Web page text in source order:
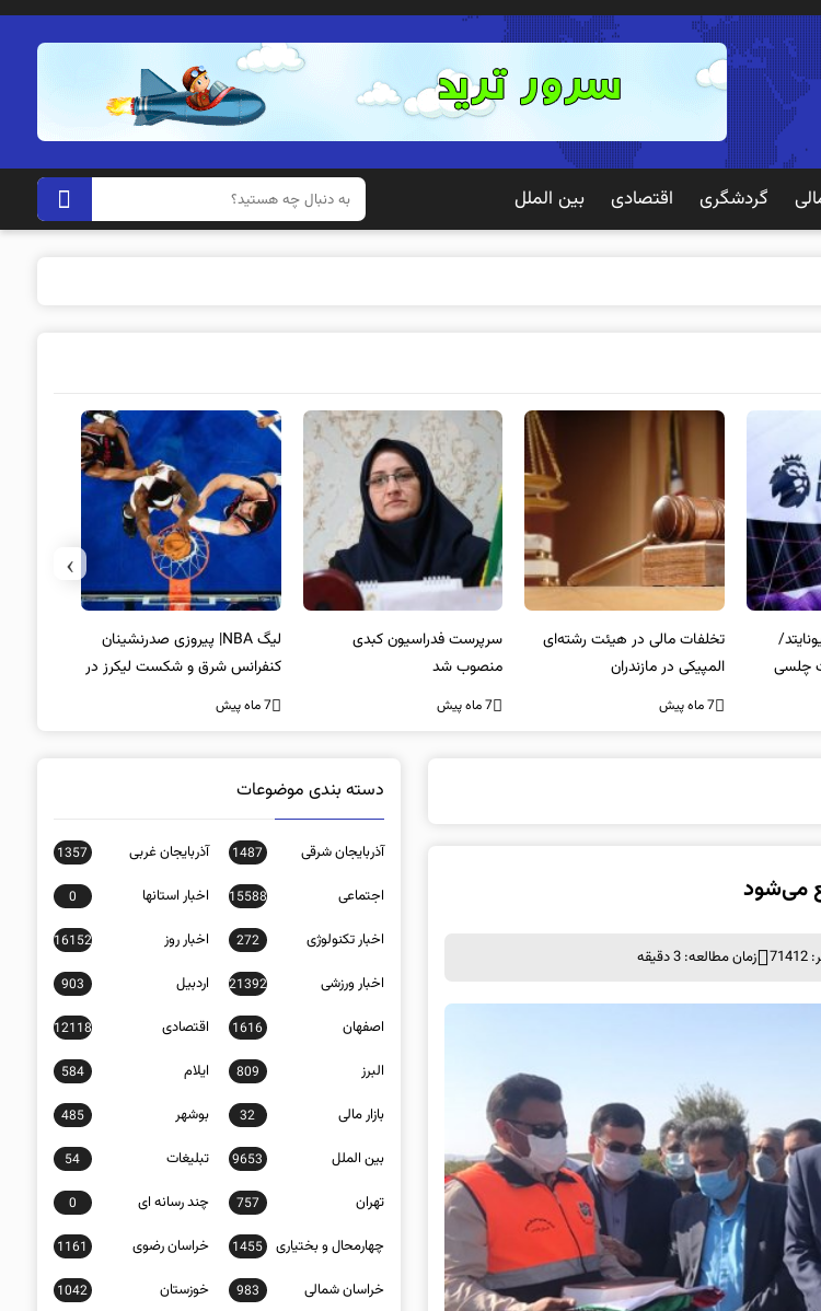
گردشگری اقتصادی بین الملل
چلسی
تخلفات مالی در هیئت رشته‌ای
المپیکی در مازندران
7 ماه پیش
سرپرست فدراسیون کبدی
منصوب شد
7 ماه پیش
لیگ NBA| پیروزی صدرنشینان
کنفرانس شرق و شکست لیکرز در
غیاب جیمز
7 ماه پیش
›
می‌شود
زمان مطالعه: 3 دقیقه
دسته بندی موضوعات
آذربایجان شرقی 1487 آذربایجان غربی 1357
اجتماعی 15588 اخبار استانها 0
اخبار تکنولوژی 272 اخبار روز 16152
اخبار ورزشی 21392 اردبیل 903
اصفهان 1616 اقتصادی 12118
البرز 809 ایلام 584
بازار مالی 32 بوشهر 485
بین الملل 9653 تبلیغات 54
تهران 757 چند رسانه ای 0
چهارمحال و بختیاری 1455 خراسان رضوی 1161
خراسان شمالی 983 خوزستان 1042